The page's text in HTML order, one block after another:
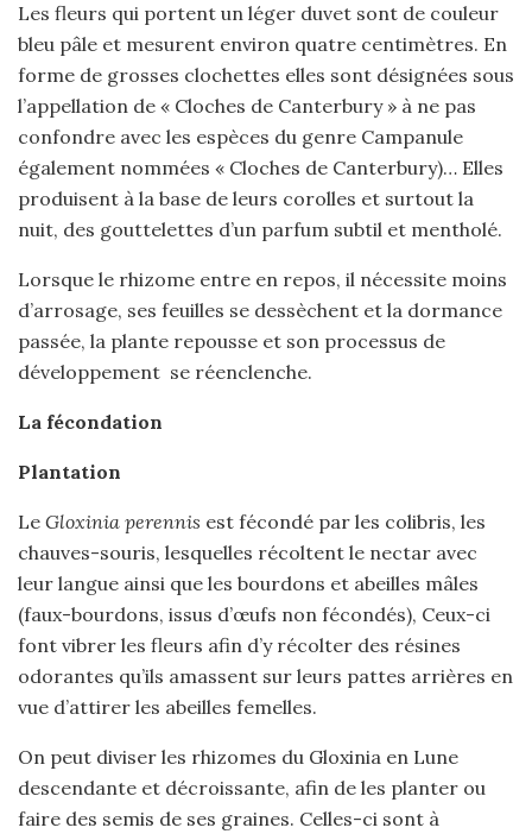
Les fleurs qui portent un léger duvet sont de couleur
bleu pâle et mesurent environ quatre centimètres. En
forme de grosses clochettes elles sont désignées sous
l’appellation de « Cloches de Canterbury » à ne pas
confondre avec les espèces du genre Campanule
également nommées « Cloches de Canterbury)… Elles
produisent à la base de leurs corolles et surtout la
nuit, des gouttelettes d’un parfum subtil et mentholé.
Lorsque le rhizome entre en repos, il nécessite moins
d’arrosage, ses feuilles se dessèchent et la dormance
passée, la plante repousse et son processus de
développement se réenclenche.
La fécondation
Plantation
Le Gloxinia perennis est fécondé par les colibris, les
chauves-souris, lesquelles récoltent le nectar avec
leur langue ainsi que les bourdons et abeilles mâles
(faux-bourdons, issus d’œufs non fécondés), Ceux-ci
font vibrer les fleurs afin d’y récolter des résines
odorantes qu’ils amassent sur leurs pattes arrières en
vue d’attirer les abeilles femelles.
On peut diviser les rhizomes du Gloxinia en Lune
descendante et décroissante, afin de les planter ou
faire des semis de ses graines. Celles-ci sont à